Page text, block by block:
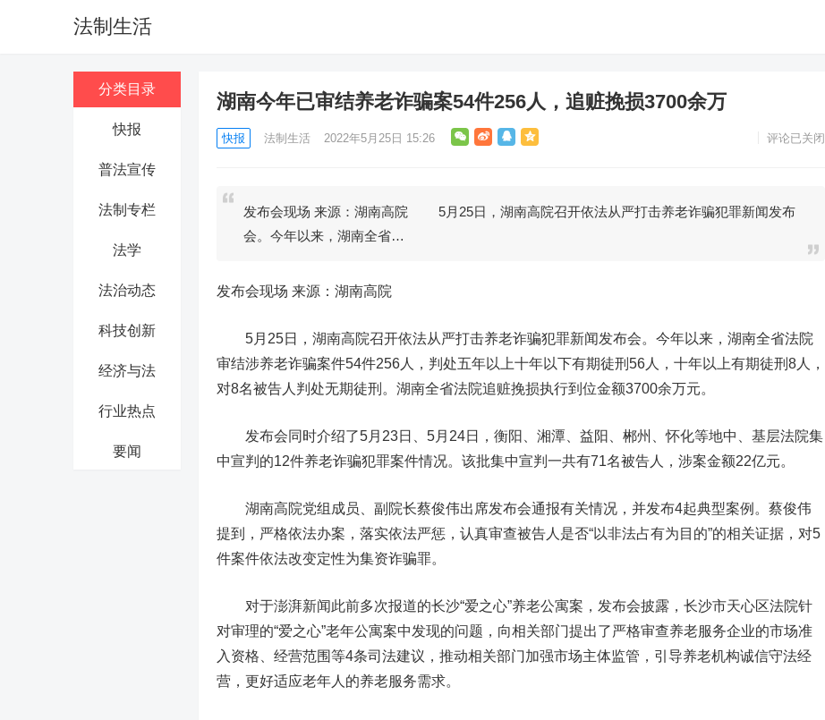
法制生活
分类目录
快报
普法宣传
法制专栏
法学
法治动态
科技创新
经济与法
行业热点
要闻
湖南今年已审结养老诈骗案54件256人，追赃挽损3700余万
快报 法制生活 2022年5月25日 15:26 评论已关闭
发布会现场 来源：湖南高院 5月25日，湖南高院召开依法从严打击养老诈骗犯罪新闻发布
会。今年以来，湖南全省…
发布会现场 来源：湖南高院
5月25日，湖南高院召开依法从严打击养老诈骗犯罪新闻发布会。今年以来，湖南全省法院
审结涉养老诈骗案件54件256人，判处五年以上十年以下有期徒刑56人，十年以上有期徒刑8人，
对8名被告人判处无期徒刑。湖南全省法院追赃挽损执行到位金额3700余万元。
发布会同时介绍了5月23日、5月24日，衡阳、湘潭、益阳、郴州、怀化等地中、基层法院集
中宣判的12件养老诈骗犯罪案件情况。该批集中宣判一共有71名被告人，涉案金额22亿元。
湖南高院党组成员、副院长蔡俊伟出席发布会通报有关情况，并发布4起典型案例。蔡俊伟
提到，严格依法办案，落实依法严惩，认真审查被告人是否“以非法占有为目的”的相关证据，对5
件案件依法改变定性为集资诈骗罪。
对于澎湃新闻此前多次报道的长沙“爱之心”养老公寓案，发布会披露，长沙市天心区法院针
对审理的“爱之心”老年公寓案中发现的问题，向相关部门提出了严格审查养老服务企业的市场准
入资格、经营范围等4条司法建议，推动相关部门加强市场主体监管，引导养老机构诚信守法经
营，更好适应老年人的养老服务需求。